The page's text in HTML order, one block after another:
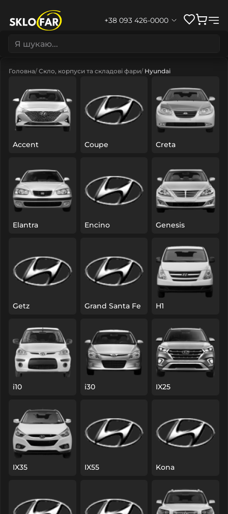
+38 093 426-0000
Головна Скло, корпуси та складові фари Hyundai
Accent Coupe Creta
Elantra Encino Genesis
Getz Grand Santa Fe H1
i10 i30 IX25
IX35 IX55 Kona